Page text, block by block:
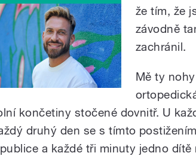
že tím, že
závodně
zachránil.
Mě ty
končetiny stočené dovnitř. U
druhý den se s tímto
a každé tři minuty jedno dítě